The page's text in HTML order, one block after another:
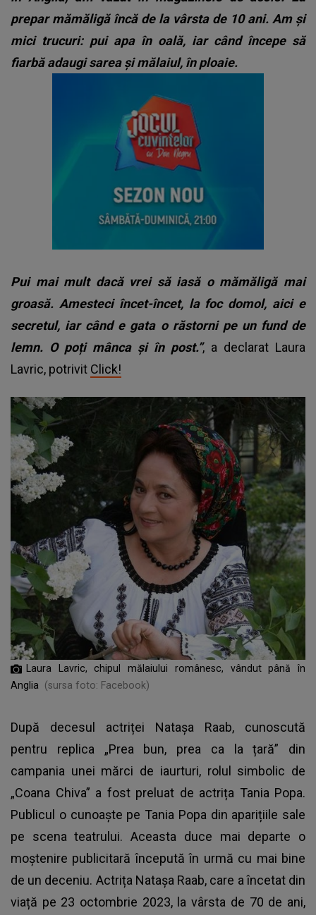
prepar mămăligă încă de la vârsta de 10 ani. Am și
mici trucuri: pui apa în oală, iar când începe să
fiarbă adaugi sarea și mălaiul, în ploaie.
Pui mai mult dacă vrei să iasă o mămăligă mai
groasă. Amesteci încet-încet, la foc domol, aici e
secretul, iar când e gata o răstorni pe un fund de
lemn. O poți mânca și în post.”, a declarat Laura
Lavric, potrivit Click!
Laura Lavric, chipul mălaiului românesc, vândut până în
Anglia (sursa foto: Facebook)
După decesul actriței Natașa Raab, cunoscută
pentru replica „Prea bun, prea ca la țară” din
campania unei mărci de iaurturi, rolul simbolic de
„Coana Chiva” a fost preluat de actrița Tania Popa.
Publicul o cunoaște pe Tania Popa din aparițiile sale
pe scena teatrului. Aceasta duce mai departe o
moștenire publicitară începută în urmă cu mai bine
de un deceniu. Actrița Natașa Raab, care a încetat din
viață pe 23 octombrie 2023, la vârsta de 70 de ani,